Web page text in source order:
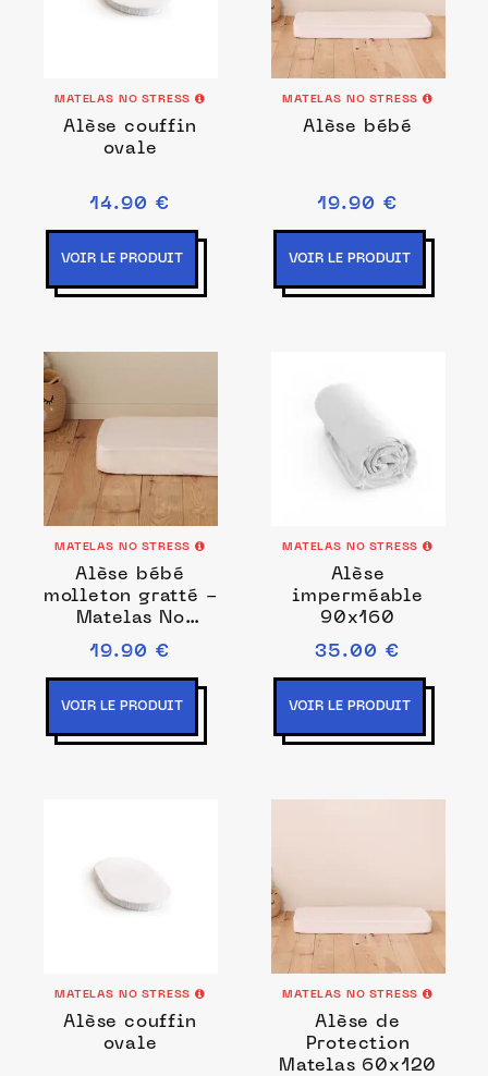
MATELAS NO STRESS
Alèse couffin
ovale
14.90 €
VOIR LE PRODUIT
MATELAS NO STRESS
Alèse bébé
19.90 €
VOIR LE PRODUIT
MATELAS NO STRESS
Alèse bébé
molleton gratté -
Matelas No
Stress
19.90 €
VOIR LE PRODUIT
MATELAS NO STRESS
Alèse
imperméable
90x160
35.00 €
VOIR LE PRODUIT
MATELAS NO STRESS
Alèse couffin
ovale
MATELAS NO STRESS
Alèse de
Protection
Matelas 60x120